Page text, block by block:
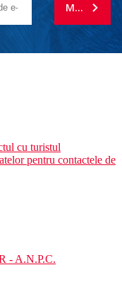
MA
cu turistul
pentru contactele de
- A.N.P.C.